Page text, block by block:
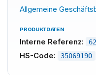
Allgemeine
PRODUKTDATEN
Interne Referenz:
HS-Code: 35069190